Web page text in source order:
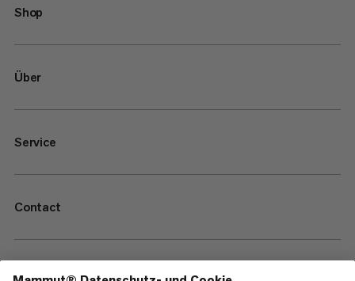
Shop
Über
Service
Contact